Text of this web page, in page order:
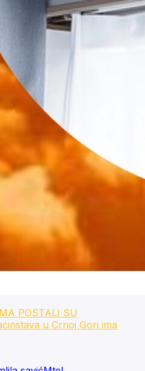
POSTALI SU
u Crnoj Gori ima